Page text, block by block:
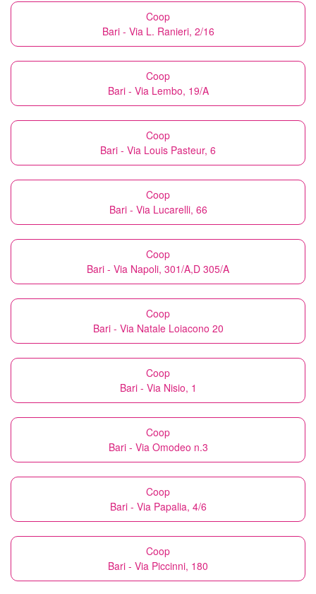
Coop
Bari - Via L. Ranieri, 2/16
Coop
Bari - Via Lembo, 19/A
Coop
Bari - Via Louis Pasteur, 6
Coop
Bari - Via Lucarelli, 66
Coop
Bari - Via Napoli, 301/A,D 305/A
Coop
Bari - Via Natale Loiacono 20
Coop
Bari - Via Nisio, 1
Coop
Bari - Via Omodeo n.3
Coop
Bari - Via Papalia, 4/6
Coop
Bari - Via Piccinni, 180